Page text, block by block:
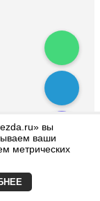
вы
ваши
метрических